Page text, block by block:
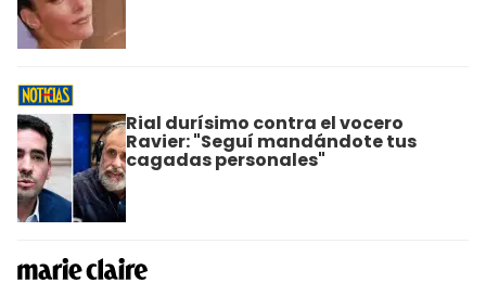
Rial durísimo contra el vocero
Ravier: "Seguí mandándote tus
cagadas personales"